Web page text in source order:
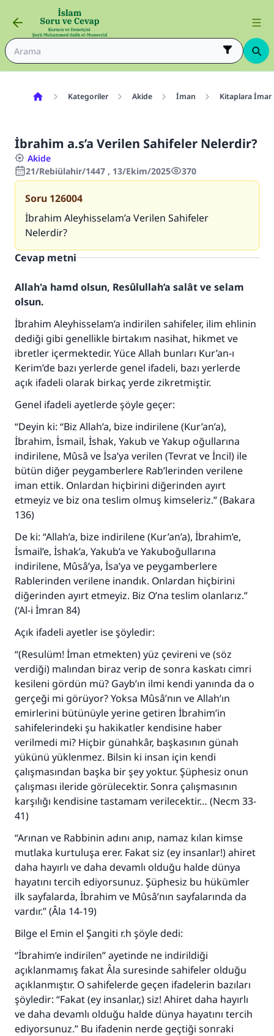
Kategoriler Akide İman Kitaplara İman
İbrahim a.s’a Verilen Sahifeler Nelerdir?
Akide
21/Rebiülahir/1447 , 13/Ekim/2025
370
Soru 126004
İbrahim Aleyhisselam’a Verilen Sahifeler
Nelerdir?
Cevap metni
Allah'a hamd olsun, Resûlullah’a salât ve selam
olsun.
İbrahim Aleyhisselam’a indirilen sahifeler, ilim ehlinin
dediği gibi genellikle birtakım nasihat, hikmet ve
ibretler içermektedir. Yüce Allah bunları Kur’an-ı
Kerim’de bazı yerlerde genel ifadeli, bazı yerlerde
açık ifadeli olarak birkaç yerde zikretmiştir.
Genel ifadeli ayetlerde şöyle geçer:
“Deyin ki: “Biz Allah’a, bize indirilene (Kur’an’a),
İbrahim, İsmail, İshak, Yakub ve Yakup oğullarına
indirilene, Mûsâ ve İsa’ya verilen (Tevrat ve İncil) ile
bütün diğer peygamberlere Rab’lerinden verilene
iman ettik. Onlardan hiçbirini diğerinden ayırt
etmeyiz ve biz ona teslim olmuş kimseleriz.” (Bakara
136)
De ki: “Allah’a, bize indirilene (Kur’an’a), İbrahim’e,
İsmail’e, İshak’a, Yakub’a ve Yakuboğullarına
indirilene, Mûsâ’ya, İsa’ya ve peygamberlere
Rablerinden verilene inandık. Onlardan hiçbirini
diğerinden ayırt etmeyiz. Biz O’na teslim olanlarız.”
(‘Al-i İmran 84)
Açık ifadeli ayetler ise şöyledir:
“(Resulüm! İman etmekten) yüz çevireni ve (söz
verdiği) malından biraz verip de sonra kaskatı cimri
kesileni gördün mü? Gayb’ın ilmi kendi yanında da o
gerçeği mi görüyor? Yoksa Mûsâ’nın ve Allah’ın
emirlerini bütünüyle yerine getiren İbrahim’in
sahifelerindeki şu hakikatler kendisine haber
verilmedi mi? Hiçbir günahkâr, başkasının günah
yükünü yüklenmez. Bilsin ki insan için kendi
çalışmasından başka bir şey yoktur. Şüphesiz onun
çalışması ileride görülecektir. Sonra çalışmasının
karşılığı kendisine tastamam verilecektir… (Necm 33-
41)
“Arınan ve Rabbinin adını anıp, namaz kılan kimse
mutlaka kurtuluşa erer. Fakat siz (ey insanlar!) ahiret
daha hayırlı ve daha devamlı olduğu halde dünya
hayatını tercih ediyorsunuz. Şüphesiz bu hükümler
ilk sayfalarda, İbrahim ve Mûsâ’nın sayfalarında da
vardır.” (Âla 14-19)
Bilge el Emin el Şangiti r.h şöyle dedi:
“İbrahim’e indirilen” ayetinde ne indirildiği
açıklanmamış fakat Âla suresinde sahifeler olduğu
açıklanmıştır. O sahifelerde geçen ifadelerin bazıları
şöyledir: “Fakat (ey insanlar,) siz! Ahiret daha hayırlı
ve daha devamlı olduğu halde dünya hayatını tercih
ediyorsunuz.” Bu ifadenin nerde geçtiği sonraki
110845 Nolu Cevap, bir evliliği